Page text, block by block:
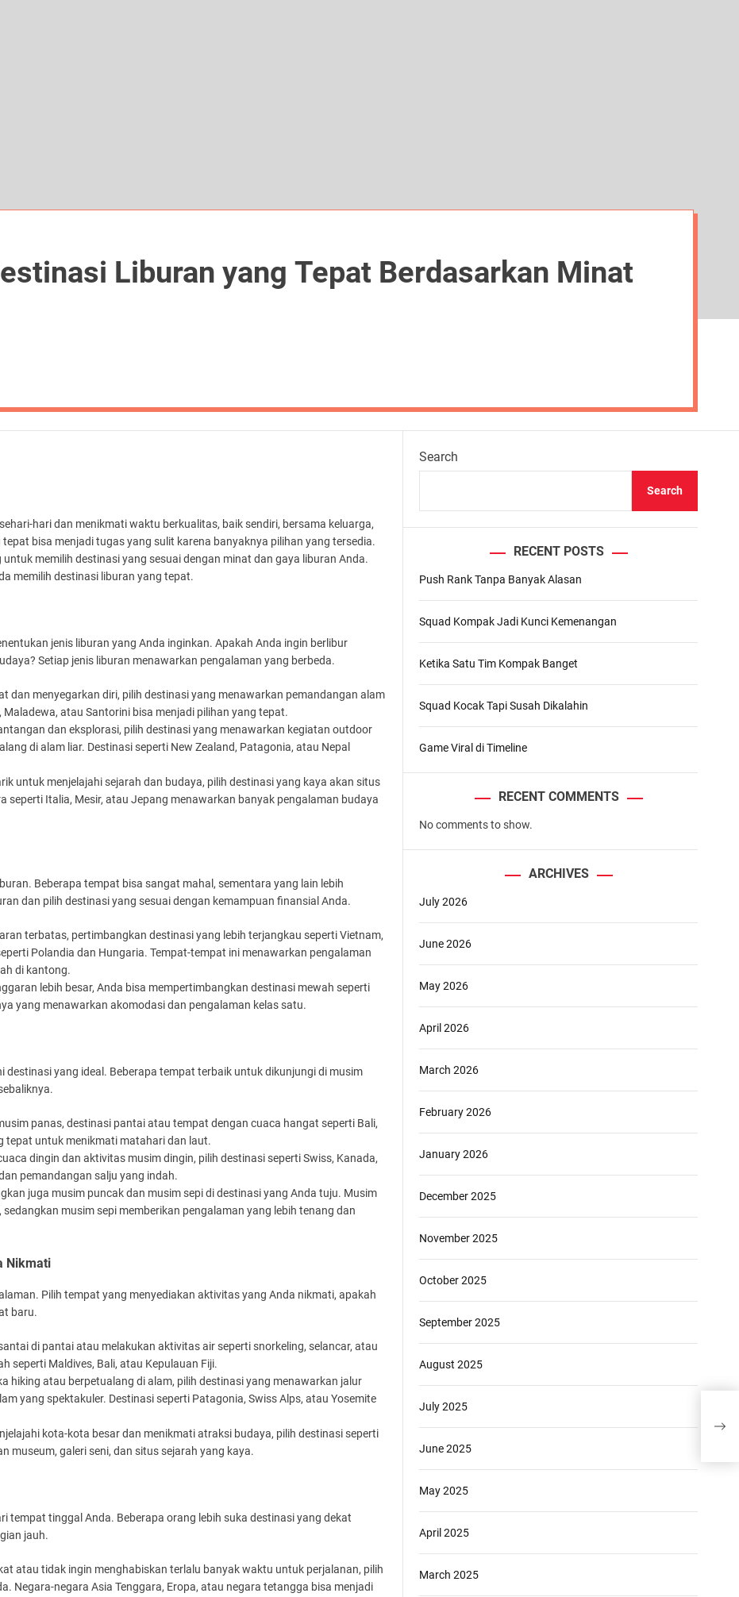
Liburan yang Tepat Berdasarkan Minat
hari dan menikmati waktu berkualitas, baik sendiri, bersama keluarga,
bisa menjadi tugas yang sulit karena banyaknya pilihan yang tersedia.
memilih destinasi yang sesuai dengan minat dan gaya liburan Anda.
memilih destinasi liburan yang tepat.
jenis liburan yang Anda inginkan. Apakah Anda ingin berlibur
Setiap jenis liburan menawarkan pengalaman yang berbeda.
dan menyegarkan diri, pilih destinasi yang menawarkan pemandangan alam
atau Santorini bisa menjadi pilihan yang tepat.
dan eksplorasi, pilih destinasi yang menawarkan kegiatan outdoor
di alam liar. Destinasi seperti New Zealand, Patagonia, atau Nepal
untuk menjelajahi sejarah dan budaya, pilih destinasi yang kaya akan situs
seperti Italia, Mesir, atau Jepang menawarkan banyak pengalaman budaya
Beberapa tempat bisa sangat mahal, sementara yang lain lebih
dan pilih destinasi yang sesuai dengan kemampuan finansial Anda.
terbatas, pertimbangkan destinasi yang lebih terjangkau seperti Vietnam,
Polandia dan Hungaria. Tempat-tempat ini menawarkan pengalaman
di kantong.
lebih besar, Anda bisa mempertimbangkan destinasi mewah seperti
yang menawarkan akomodasi dan pengalaman kelas satu.
yang ideal. Beberapa tempat terbaik untuk dikunjungi di musim
panas, destinasi pantai atau tempat dengan cuaca hangat seperti Bali,
tepat untuk menikmati matahari dan laut.
dingin dan aktivitas musim dingin, pilih destinasi seperti Swiss, Kanada,
pemandangan salju yang indah.
juga musim puncak dan musim sepi di destinasi yang Anda tuju. Musim
musim sepi memberikan pengalaman yang lebih tenang dan
Nikmati
Pilih tempat yang menyediakan aktivitas yang Anda nikmati, apakah
baru.
di pantai atau melakukan aktivitas air seperti snorkeling, selancar, atau
seperti Maldives, Bali, atau Kepulauan Fiji.
hiking atau berpetualang di alam, pilih destinasi yang menawarkan jalur
yang spektakuler. Destinasi seperti Patagonia, Swiss Alps, atau Yosemite
kota-kota besar dan menikmati atraksi budaya, pilih destinasi seperti
museum, galeri seni, dan situs sejarah yang kaya.
tempat tinggal Anda. Beberapa orang lebih suka destinasi yang dekat
jauh.
atau tidak ingin menghabiskan terlalu banyak waktu untuk perjalanan, pilih
Negara-negara Asia Tenggara, Eropa, atau negara tetangga bisa menjadi
Search
Search
RECENT POSTS
Push Rank Tanpa Banyak Alasan
Squad Kompak Jadi Kunci Kemenangan
Ketika Satu Tim Kompak Banget
Squad Kocak Tapi Susah Dikalahin
Game Viral di Timeline
RECENT COMMENTS
No comments to show.
ARCHIVES
July 2026
June 2026
May 2026
April 2026
March 2026
February 2026
January 2026
December 2025
November 2025
October 2025
September 2025
August 2025
July 2025
June 2025
May 2025
April 2025
March 2025